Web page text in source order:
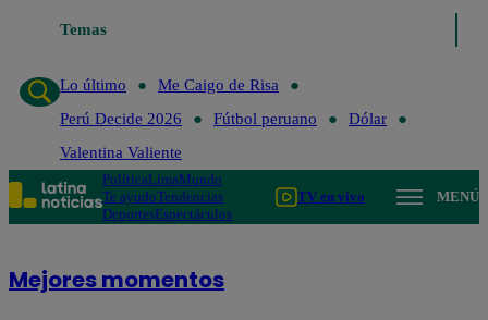
Temas
Lo último
Me Caigo de Risa
Perú Decide 2026
Fútbol peruano
Dólar
Valentina Valiente
PolíticaLimaMundo
Te ayudoTendencias
DeportesEspectáculos
TV en vivo MENÚ
Mejores momentos